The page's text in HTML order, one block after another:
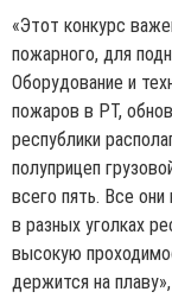
«Этот конкурс
пожарного, для
Оборудование и
пожаров в РТ,
республики
полуприцеп
всего пять. Все
в разных уголках
высокую
держится на